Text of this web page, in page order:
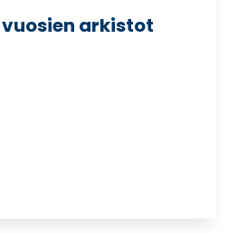
vuosien arkistot